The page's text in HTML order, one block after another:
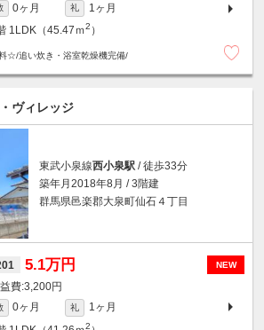
0ヶ月 礼
1ヶ月
1LDK（45.47ｍ2 ）
☆/追い炊き・浴室乾燥機完備/
ヴィレッジ
東武小泉線西小泉駅 / 徒歩33分
築年月2018年8月 / 3階建
群馬県邑楽郡大泉町仙石４丁目
NEW
5.1万円
3,200円
0ヶ月 礼
1ヶ月
2